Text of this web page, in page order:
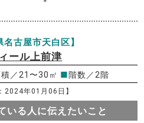
名古屋市天白区】
ール上前津
／21〜30㎡ ■階数／2階
2024年01月06日】
いる人に伝えたいこと